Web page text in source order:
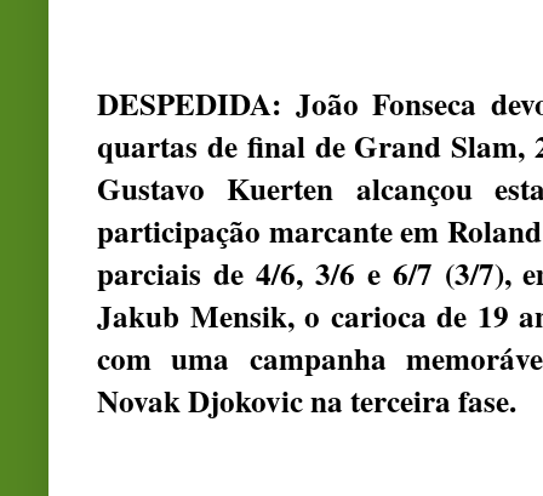
DESPEDIDA: João Fonseca
quartas de final de Grand Slam,
Gustavo Kuerten alcançou
participação marcante em
parciais de 4/6, 3/6 e 6/7 (3/7),
Jakub Mensik, o carioca de 19
com uma campanha
Novak Djokovic na terceira fase.